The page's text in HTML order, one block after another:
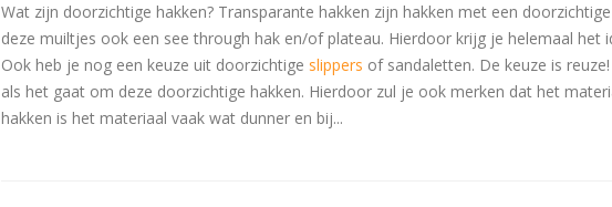
Wat zijn doorzichtige hakken? Transparante hakken zijn hakken met een
deze muiltjes ook een see through hak en/of plateau. Hierdoor krijg je helemaal het
Ook heb je nog een keuze uit doorzichtige slippers of sandaletten. De keuze is
als het gaat om deze doorzichtige hakken. Hierdoor zul je ook merken dat het
hakken is het materiaal vaak wat dunner en bij...